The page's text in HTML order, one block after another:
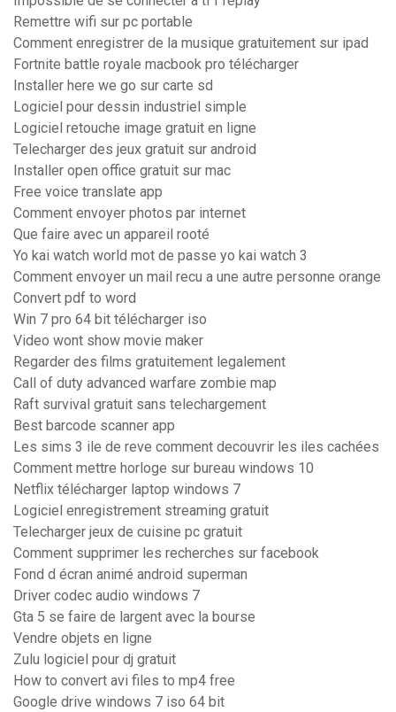
Remettre wifi sur pc portable
Comment enregistrer de la musique gratuitement sur ipad
Fortnite battle royale macbook pro télécharger
Installer here we go sur carte sd
Logiciel pour dessin industriel simple
Logiciel retouche image gratuit en ligne
Telecharger des jeux gratuit sur android
Installer open office gratuit sur mac
Free voice translate app
Comment envoyer photos par internet
Que faire avec un appareil rooté
Yo kai watch world mot de passe yo kai watch 3
Comment envoyer un mail recu a une autre personne orange
Convert pdf to word
Win 7 pro 64 bit télécharger iso
Video wont show movie maker
Regarder des films gratuitement legalement
Call of duty advanced warfare zombie map
Raft survival gratuit sans telechargement
Best barcode scanner app
Les sims 3 ile de reve comment decouvrir les iles cachées
Comment mettre horloge sur bureau windows 10
Netflix télécharger laptop windows 7
Logiciel enregistrement streaming gratuit
Telecharger jeux de cuisine pc gratuit
Comment supprimer les recherches sur facebook
Fond d écran animé android superman
Driver codec audio windows 7
Gta 5 se faire de largent avec la bourse
Vendre objets en ligne
Zulu logiciel pour dj gratuit
How to convert avi files to mp4 free
Google drive windows 7 iso 64 bit